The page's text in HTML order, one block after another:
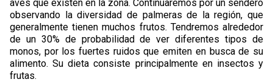
aves que existen en la zona. Continuaremos por un sendero
observando la diversidad de palmeras de la región, que
generalmente tienen muchos frutos. Tendremos alrededor
de un 30% de probabilidad de ver diferentes tipos de
monos, por los fuertes ruidos que emiten en busca de su
alimento. Su dieta consiste principalmente en insectos y
frutas.